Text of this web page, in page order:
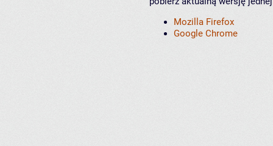
Mozilla Firefox
Google Chrome